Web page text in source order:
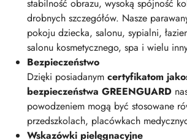
stabilność obrazu, wysoką spójność
drobnych szczegółów. Nasze
pokoju dziecka, salonu, sypialni,
salonu kosmetycznego, spa i wielu
Bezpieczeństwo
Dzięki posiadanym certyfikatom
bezpieczeństwa GREENGUARD
powodzeniem mogą być stosowane
przedszkolach, placówkach
Wskazówki pielęgnacyjne